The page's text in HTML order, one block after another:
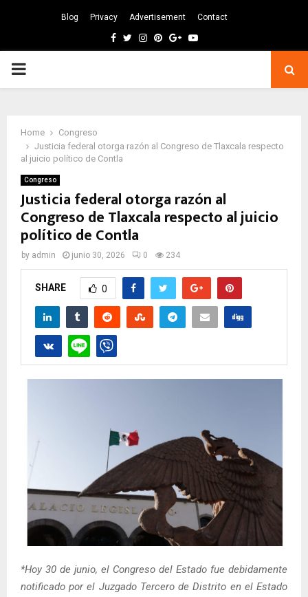
Blog Privacy Advertisement Contact
Facebook
TwitterInstagram
Pinterest
GoogleYoutube
PRIMARY
Home
Congreso
Justicia federal otorga razón al Congreso de Tlaxcala respecto
al juicio político de Contla
Congreso
Justicia federal otorga razón al
Congreso de Tlaxcala respecto al juicio
político de Contla
by admin junio 30, 2026 0 234
SHARE 0
*⁠Hoy 30 de junio, el Congreso del Estado fue debidamente
notificado por el Juzgado Tercero de Distrito en el Estado